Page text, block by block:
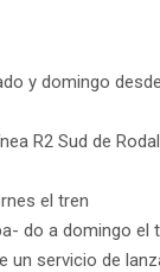
y domingo
R2 Sud de
el tren
do a domingo
un servicio de